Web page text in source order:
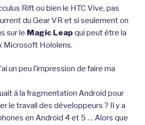
Rift ou bien le HTC Vive, pas
du Gear VR et si seulement on
sur le Magic Leap qui peut être la
Microsoft Hololens.
un peu l’impression de faire ma
à la fragmentation Android pour
le travail des développeurs ? Il y a
en Android 4 et 5 … Alors que